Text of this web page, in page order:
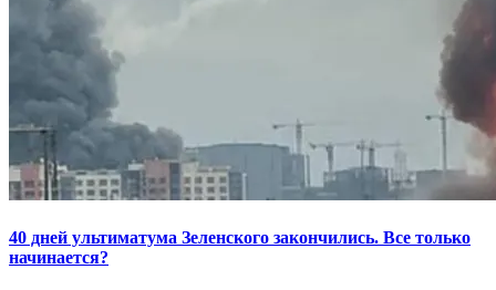
40 дней ультиматума Зеленского закончились. Все только
начинается?